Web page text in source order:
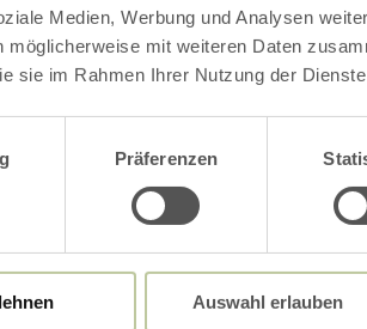
Medien, Werbung und Analysen
möglicherweise mit weiteren Daten
sie im Rahmen Ihrer Nutzung der
Präferenzen
Auswahl erlauben
Weitere
/ Besonderheiten